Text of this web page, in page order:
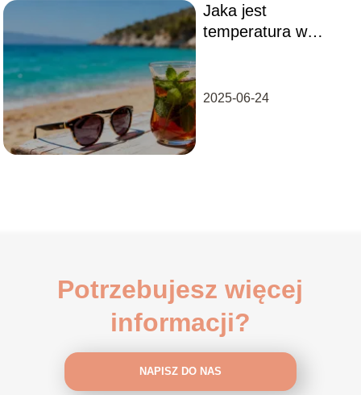
Jaka jest
temperatura w
2025-06-24
Potrzebujesz więcej
informacji?
NAPISZ DO NAS